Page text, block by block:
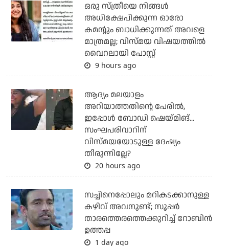
ഒരു സ്ത്രീയെ നിങ്ങള്‍
അധിക്ഷേപിക്കുന്ന ഓരോ
കമന്റും ബാധിക്കുന്നത് അവളെ
മാത്രമല്ല; വിസ്മയ വിഷയത്തില്‍
വൈറലായി പോസ്റ്റ്
9 hours ago
ആദ്യം മലയാളം
അറിയാത്തതിന്റെ പേരില്‍,
ഇപ്പോള്‍ ബോഡി ഷെയ്മിങ്...
സംഘപരിവാറിന്
വിസ്മയയോടുള്ള ദേഷ്യം
തീരുന്നില്ലേ?
20 hours ago
സച്ചിനെപ്പോലും മറികടക്കാനുള്ള
കഴിവ് അവനുണ്ട്; സൂപ്പര്‍
താരത്തെരത്തെക്കുറിച്ച് റോബിന്‍
ഉത്തപ്പ
1 day ago